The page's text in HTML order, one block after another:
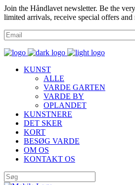
Join the Håndlavet newsletter. Be the
limited arrivals, receive special offers and
KUNST
ALLE
VARDE GARTEN
VARDE BY
OPLANDET
KUNSTNERE
DET SKER
KORT
BESØG VARDE
OM OS
KONTAKT OS